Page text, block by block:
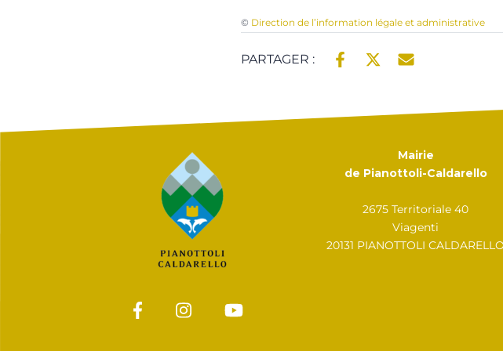
© Direction de l’information légale et administrative
PARTAGER :
Mairie
de Pianottoli-Caldarello
2675 Territoriale 40
Viagenti
20131 PIANOTTOLI CALDARELLO